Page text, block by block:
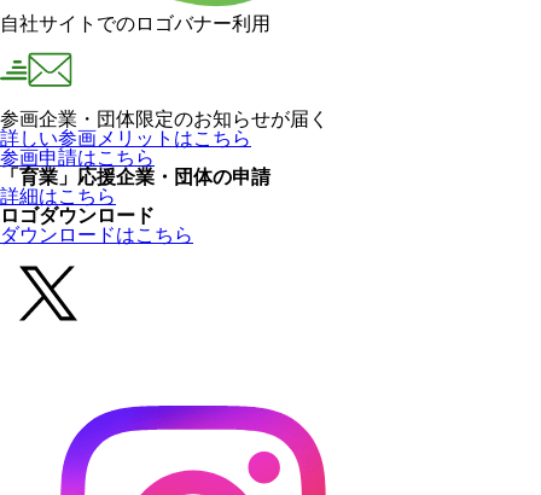
自社サイトでのロゴバナー利用
参画企業・団体限定のお知らせが届く
詳しい参画メリットはこちら
参画申請はこちら
「育業」応援企業・団体の申請
詳細はこちら
ロゴダウンロード
ダウンロードはこちら